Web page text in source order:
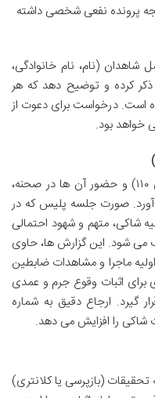
پرونده نفعی شخصی داشته
(نام، نام خانوادگی،
کرده و توضیح دهد که هر
است. درخواست برای دعوت از
خواهد بود.
اولین تماس با نیروهای انتظامی (پلیس ۱۱۰) و حضور آن ها در صحنه،
آورد. صورت جلسه پلیس که در
شاکی، متهم و شهود احتمالی
می شود. این گزارش ها، حاوی
ماجرا و مشاهدات ضابطین
برای اثبات وقوع جرم و عمدی
گیرد. ارجاع دقیق به شماره
شاکی را افزایش می دهد.
(بازپرسی یا کلانتری)